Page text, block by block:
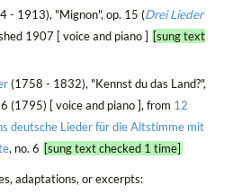
- 1913), "Mignon", op. 15 (Drei Lieder
1907 [ voice and piano ] [sung text
(1758 - 1832), "Kennst du das Land?",
(1795) [ voice and piano ], from 12
deutsche Lieder für die Altstimme mit
, no. 6 [sung text checked 1 time]
adaptations, or excerpts: